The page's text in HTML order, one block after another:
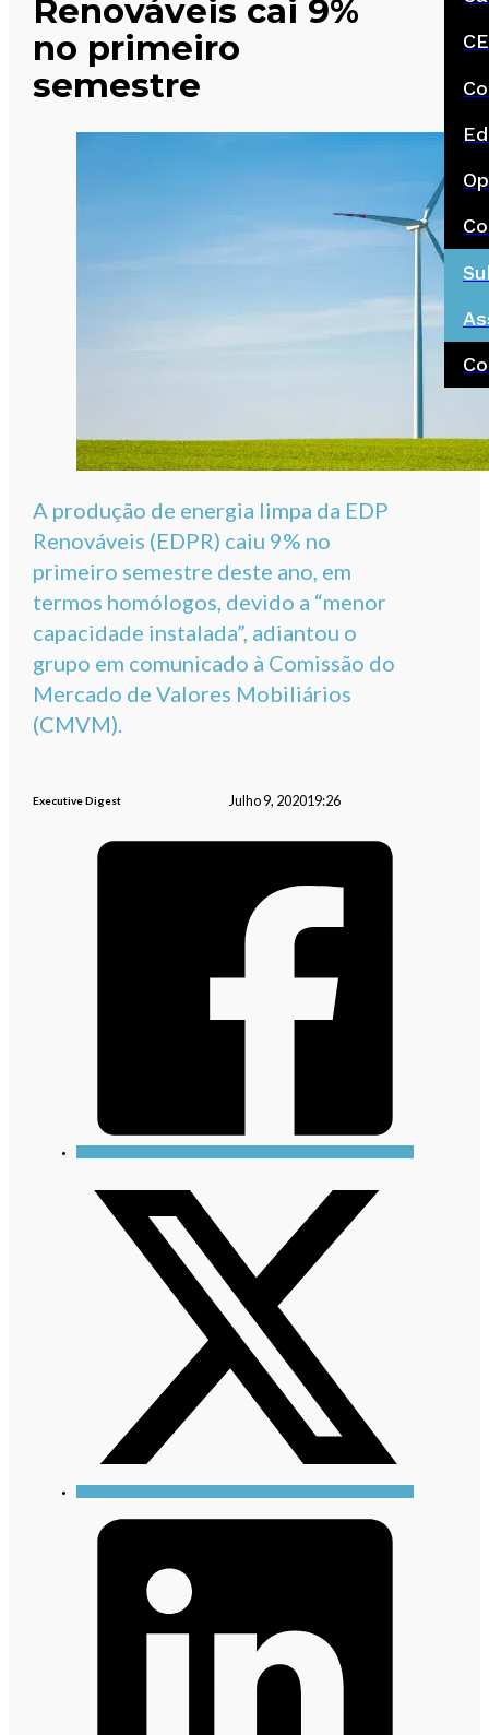
Renováveis cai 9%
no primeiro
semestre
A produção de energia limpa da EDP
Renováveis (EDPR) caiu 9% no
primeiro semestre deste ano, em
termos homólogos, devido a “menor
capacidade instalada”, adiantou o
grupo em comunicado à Comissão do
Mercado de Valores Mobiliários
(CMVM).
Executive Digest Julho 9, 202019:26